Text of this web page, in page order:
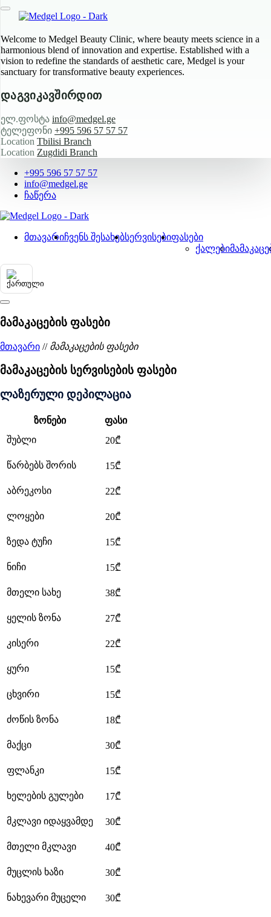
Welcome to Medgel Beauty Clinic, where beauty meets science in a
harmonious blend of innovation and expertise. Established with a
vision to redefine the standards of aesthetic care, Medgel is your
sanctuary for transformative beauty experiences.
დაგვიკავშირდით
ელ.ფოსტა info@medgel.ge
ტელეფონი +995 596 57 57 57
Location Tbilisi Branch
Location Zugdidi Branch
+995 596 57 57 57
info@medgel.ge
ჩაწერა
მთავარიჩვენს შესახებსერვისებიფასები
ქალები
მამაკაცების ფასები
მთავარი // მამაკაცების ფასები
მამაკაცების სერვისების ფასები
ლაზერული დეპილაცია
ზონები
ფასი
შუბლი
20₾
წარბებს შორის 15₾
აბრეკოსი 22₾
ლოყები 20₾
ზედა ტუჩი 15₾
ნიჩი 15₾
მთელი სახე 38₾
ყელის ზონა 27₾
კისერი 22₾
ყური 15₾
ცხვირი 15₾
ძოწის ზონა 18₾
მაქცი 30₾
ფლანკი 15₾
ხელების გულები 17₾
მკლავი იდაყვამდე 30₾
მთელი მკლავი 40₾
მუცლის ხაზი 30₾
ნახევარი მუცელი 30₾